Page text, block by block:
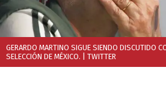
GERARDO MARTINO SIGUE SIENDO DISCUTIDO
SELECCIÓN DE MÉXICO. | TWITTER